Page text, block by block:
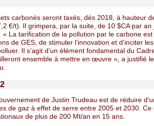
carbonés seront taxés, dès 2018, à hauteur
€/t). Il grimpera, par la suite, de 10 $CA par an
« La tarification de la pollution par le carbone
de GES, de stimuler l’innovation et d’inciter
Il s’agit d’un élément fondamental du
ensemble à mettre en œuvre », a justifié
de Justin Trudeau est de réduire
de gaz à effet de serre entre 2005 et 2030. Ce
de plus de 200 Mt/an en 15 ans.